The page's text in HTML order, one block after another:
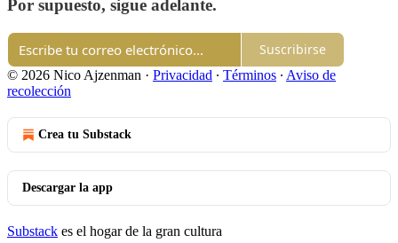
Por supuesto, sigue adelante.
Suscribirse
© 2026 Nico Ajzenman · Privacidad ∙ Términos ∙ Aviso de
recolección
Crea tu Substack
Descargar la app
Substack es el hogar de la gran cultura